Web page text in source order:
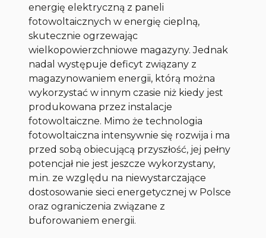
energię elektryczną z paneli
fotowoltaicznych w energię cieplną,
skutecznie ogrzewając
wielkopowierzchniowe magazyny. Jednak
nadal występuje deficyt związany z
magazynowaniem energii, którą można
wykorzystać w innym czasie niż kiedy jest
produkowana przez instalacje
fotowoltaiczne. Mimo że technologia
fotowoltaiczna intensywnie się rozwija i ma
przed sobą obiecującą przyszłość, jej pełny
potencjał nie jest jeszcze wykorzystany,
m.in. ze względu na niewystarczające
dostosowanie sieci energetycznej w Polsce
oraz ograniczenia związane z
buforowaniem energii.